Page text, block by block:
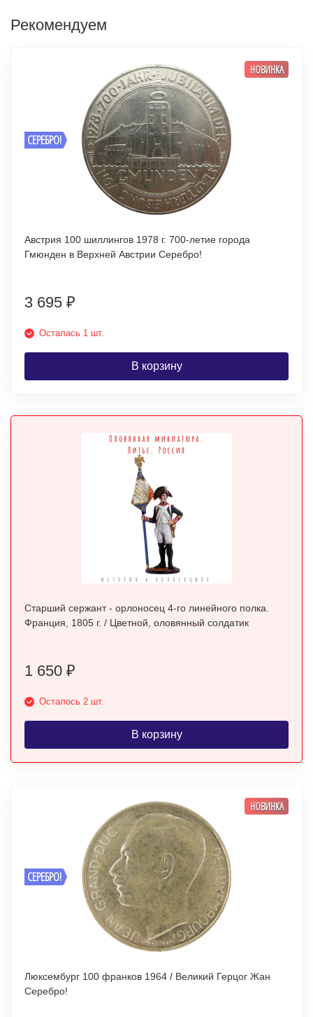
Рекомендуем
СЕРЕБРО!
НОВИНКА
Австрия 100 шиллингов 1978 г. 700-летие города
Гмюнден в Верхней Австрии Серебро!
3 695 ₽
Осталась 1 шт.
В корзину
Старший сержант - орлоносец 4-го линейного полка.
Франция, 1805 г. / Цветной, оловянный солдатик
1 650 ₽
Осталось 2 шт.
В корзину
СЕРЕБРО!
НОВИНКА
Люксембург 100 франков 1964 / Великий Герцог Жан
Серебро!